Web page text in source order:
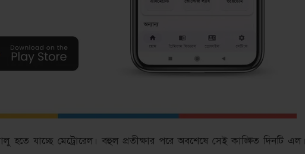
হতে যাচ্ছে মেট্রোরেল। বহুল প্রতীক্ষার পরে অবশেষে সেই কাঙ্ক্ষিত দিনটি এল।